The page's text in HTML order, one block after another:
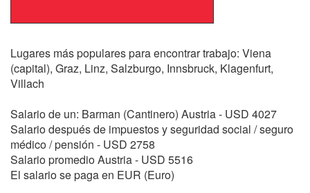
Lugares más populares para encontrar trabajo: Viena
(capital), Graz, Linz, Salzburgo, Innsbruck, Klagenfurt,
Villach
Salario de un: Barman (Cantinero) Austria - USD 4027
Salario después de impuestos y seguridad social / seguro
médico / pensión - USD 2758
Salario promedio Austria - USD 5516
El salario se paga en EUR (Euro)